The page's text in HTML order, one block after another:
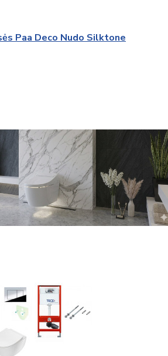
Paa Deco Nudo Silktone